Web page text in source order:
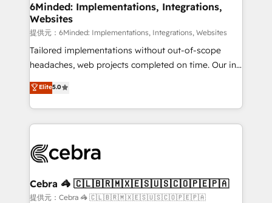
from other CRMs to HubSpot without data loss or
downtime. 🔹 RevOps Strategy: Align teams,
processes, and data to drive revenue efficiency. 🔹
Integrations: Connect HubSpot with your tech stack
for better adoption. 🔹 Custom Solutions: Build
SOC 2 Type II and ISO 27001 certified, reinforcing
our commitment to data security and compliance. At
6Minded: Implementations, Integrations,
Websites
提供元：6Minded: Implementations, Integrations, Websites
Tailored implementations without out-of-scope
headaches, web projects completed on time. Our in-
house team of certified CRM architects, experts,
developers, designers, and marketers handles all
aspects of your HubSpot. ✨ 400+ global clients ✨
100+ seamless migrations from 15+ different CRMs
implementations, and 5,000+ pages ✨ CS: Clients
CS: 245% organic growth & +751% new visitors for a
full-funnel HubSpot project ✨ CS: 415% conversion
Elite5.0
Cebra 🦓 🇨🇱🇧🇷🇲🇽🇪🇸🇺🇸🇨🇴🇵🇪🇵🇦
提供元：Cebra 🦓 🇨🇱🇧🇷🇲🇽🇪🇸🇺🇸🇨🇴🇵🇪🇵🇦